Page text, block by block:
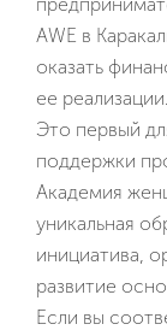
AWE в
оказать
ее реализации.
Это первый
поддержки
Академия
уникальная
инициатива,
развитие
Если вы